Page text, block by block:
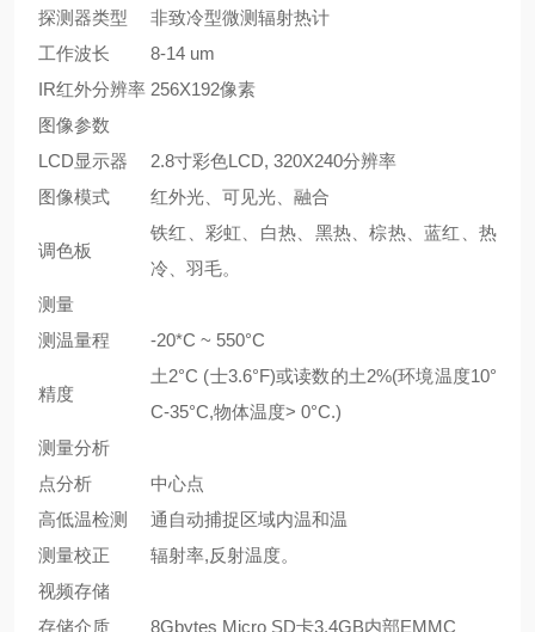
探测器类型
非致冷型微测辐射热计
工作波长
8-14 um
IR红外分辨率 256X192像素
图像参数
LCD显示器
2.8寸彩色LCD, 320X240分辨率
图像模式
红外光、可见光、融合
调色板
铁红、彩虹、白热、黑热、棕热、蓝红、热
冷、羽毛。
测量
测温量程
-20*C ~ 550°C
精度
土2°C (士3.6°F)或读数的土2%(环境温度10°
C-35°C,物体温度> 0°C.)
测量分析
点分析
中心点
高低温检测
通自动捕捉区域内温和温
测量校正
辐射率,反射温度。
视频存储
存储介质
8Gbytes Micro SD卡3.4GB内部EMMC